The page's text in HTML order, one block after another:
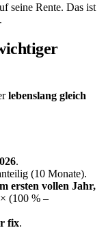
seine Rente. Das ist
lebenslang gleich
.
(10 Monate).
ersten vollen Jahr,
(100 % –
fix.